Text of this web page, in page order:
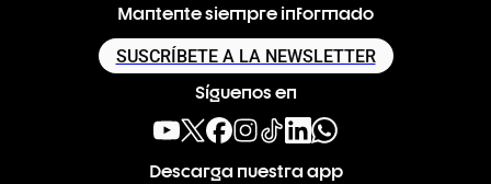
Mantente siempre informado
SUSCRÍBETE A LA NEWSLETTER
Síguenos en
Descarga nuestra app